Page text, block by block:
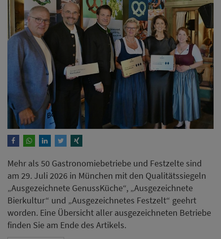
Mehr als 50 Gastronomiebetriebe und Festzelte sind
am 29. Juli 2026 in München mit den Qualitätssiegeln
„Ausgezeichnete GenussKüche“, „Ausgezeichnete
Bierkultur“ und „Ausgezeichnetes Festzelt“ geehrt
worden. Eine Übersicht aller ausgezeichneten Betriebe
finden Sie am Ende des Artikels.